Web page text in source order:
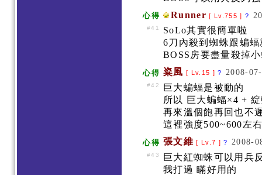
心得 Runner [ Lv.755 ] ?
#41
SoLo其實很簡單啦
6刀內殺到蜘蛛跟蝙
BOSS房要盡量殺掉
心得 粢風 [ Lv.15 ]? 2008-
#42
巨大蝙蝠是被動的
所以 巨大蝙蝠×4 +
再來溫個飽再回也不
這裡強度500~600左
心得 張文維 [ Lv.7 ]? 2008-
#43
巨大紅蜘蛛可以用兵
我打過 瞞好用的